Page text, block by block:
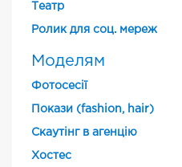
Театр
Ролик для соц. мереж
Моделям
Фотосесії
Покази (fashion, hair)
Скаутінг в агенцію
Хостес